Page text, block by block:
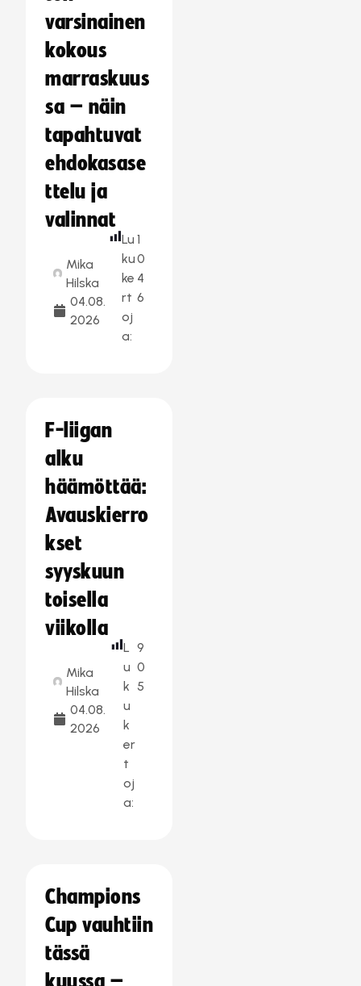
varsinainen
kokous
marraskuus
sa – näin
tapahtuvat
ehdokasase
ttelu ja
valinnat
Mika
Hilska
04.08.
2026
Lu
ku
ke
rt
oj
a:
1
0
4
6
F-liigan
alku
häämöttää:
Avauskierro
kset
syyskuun
toisella
viikolla
Mika
Hilska
04.08.
2026
L
u
k
u
k
er
t
oj
a:
9
0
5
Champions
Cup vauhtiin
tässä